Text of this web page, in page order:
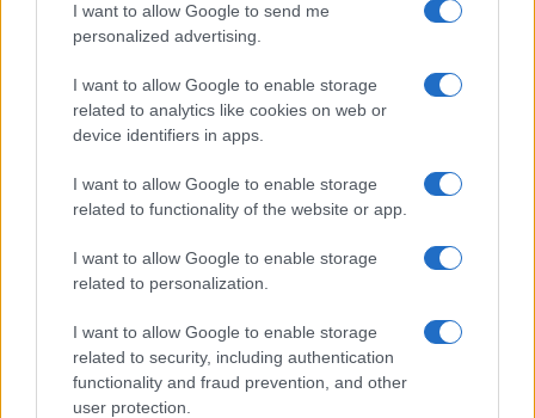
I want to allow Google to send me
personalized advertising.
I want to allow Google to enable storage
related to analytics like cookies on web or
device identifiers in apps.
I want to allow Google to enable storage
related to functionality of the website or app.
I want to allow Google to enable storage
related to personalization.
I want to allow Google to enable storage
related to security, including authentication
functionality and fraud prevention, and other
user protection.
Από:€45.00Διαστάσεις